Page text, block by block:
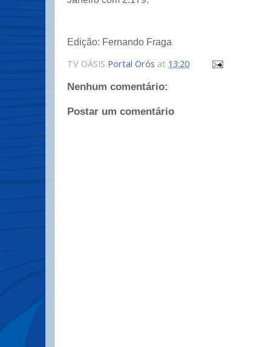
Edição: Fernando Fraga
TV OÁSIS Portal Orós at 13:20
Nenhum comentário:
Postar um comentário